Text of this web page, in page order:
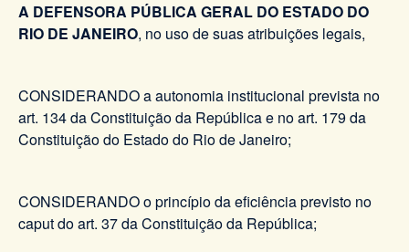
A DEFENSORA PÚBLICA GERAL DO ESTADO DO
RIO DE JANEIRO, no uso de suas atribuições legais,
CONSIDERANDO a autonomia institucional prevista no
art. 134 da Constituição da República e no art. 179 da
Constituição do Estado do Rio de Janeiro;
CONSIDERANDO o princípio da eficiência previsto no
caput do art. 37 da Constituição da República;